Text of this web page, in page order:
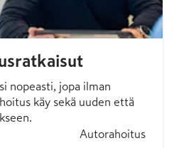
nopeasti, jopa ilman
käy sekä uuden että
Autorahoitus